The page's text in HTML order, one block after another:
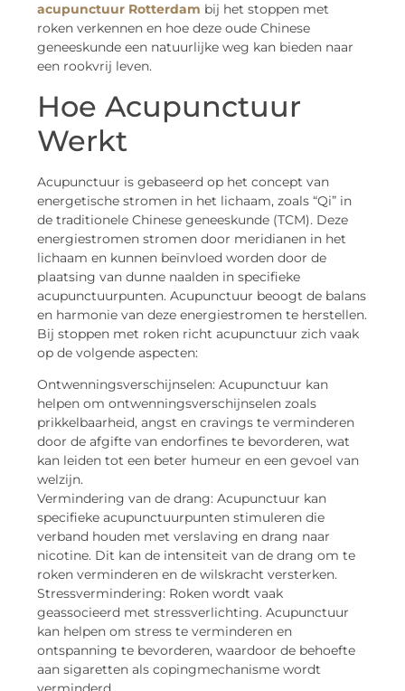
acupunctuur Rotterdam bij het stoppen met
roken verkennen en hoe deze oude Chinese
geneeskunde een natuurlijke weg kan bieden naar
een rookvrij leven.
Hoe Acupunctuur
Werkt
Acupunctuur is gebaseerd op het concept van
energetische stromen in het lichaam, zoals “Qi” in
de traditionele Chinese geneeskunde (TCM). Deze
energiestromen stromen door meridianen in het
lichaam en kunnen beïnvloed worden door de
plaatsing van dunne naalden in specifieke
acupunctuurpunten. Acupunctuur beoogt de balans
en harmonie van deze energiestromen te herstellen.
Bij stoppen met roken richt acupunctuur zich vaak
op de volgende aspecten:
Ontwenningsverschijnselen: Acupunctuur kan
helpen om ontwenningsverschijnselen zoals
prikkelbaarheid, angst en cravings te verminderen
door de afgifte van endorfines te bevorderen, wat
kan leiden tot een beter humeur en een gevoel van
welzijn.
Vermindering van de drang: Acupunctuur kan
specifieke acupunctuurpunten stimuleren die
verband houden met verslaving en drang naar
nicotine. Dit kan de intensiteit van de drang om te
roken verminderen en de wilskracht versterken.
Stressvermindering: Roken wordt vaak
geassocieerd met stressverlichting. Acupunctuur
kan helpen om stress te verminderen en
ontspanning te bevorderen, waardoor de behoefte
aan sigaretten als copingmechanisme wordt